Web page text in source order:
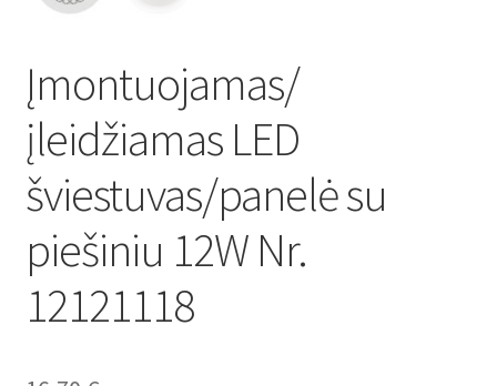
Kontaktai
Krepšelis
Parduotuvė
Paskyra
Plastikai
Plastiko rūšys
Įmontuojamas/
įleidžiamas LED
šviestuvas/panelė su
piešiniu 12W Nr.
12121118